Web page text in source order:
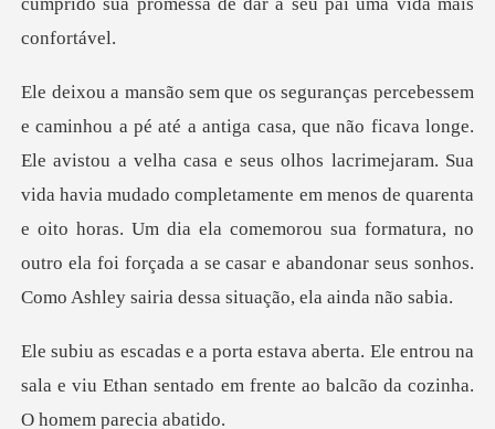
a casa e seus olhos lacrimejaram. Sua
vida havia mudado completamente em menos de quarenta
e oito horas. Um dia ela comemorou sua
le entrou na
sala e viu Ethan sentado em frente